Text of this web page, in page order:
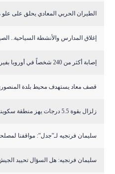
الطيران الحربي المعادي يحلق على
إغلاق المدارس والأنشطة السياحية..
إصابة أكثر من 240 شخصاً في أوروبا بفيروس حمى غرب ا...
قصف معاد يستهدف محيط بلدة
زلزال بقوة 5.5 درجات يهز منطقة سكوينتنا في ألاسكا
سليمان فرنجيه لـ”جدل”: مواقفنا
سليمان فرنجيه: هل السؤال تحييد